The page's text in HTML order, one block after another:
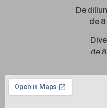
De
de 8
de